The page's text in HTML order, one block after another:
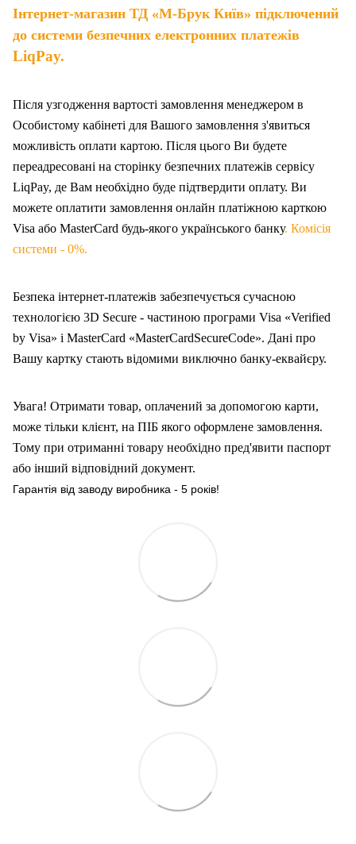
Інтернет-магазин ТД «М-Брук Київ» підключений
до системи безпечних електронних платежів
LiqPay.
Після узгодження вартості замовлення менеджером в
Особистому кабінеті для Вашого замовлення з'явиться
можливість оплати картою. Після цього Ви будете
переадресовані на сторінку безпечних платежів сервісу
LiqPay, де Вам необхідно буде підтвердити оплату. Ви
можете оплатити замовлення онлайн платіжною карткою
Visa або MasterCard будь-якого українського банку. Комісія
системи - 0%.
Безпека інтернет-платежів забезпечується сучасною
технологією 3D Secure - частиною програми Visa «Verified
by Visa» і MasterCard «MasterCardSecureCode». Дані про
Вашу картку стають відомими виключно банку-еквайєру.
Увага! Отримати товар, оплачений за допомогою карти,
може тільки клієнт, на ПІБ якого оформлене замовлення.
Тому при отриманні товару необхідно пред'явити паспорт
або інший відповідний документ.
Гарантія від заводу виробника - 5 років!